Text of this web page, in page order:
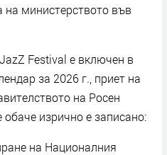
на министерството във
Festival е включен в
за 2026 г., приет на
на Росен
изрично е записано:
на Националния